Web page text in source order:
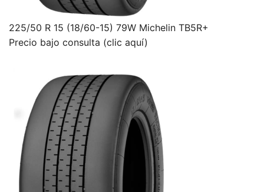
225/50 R 15 (18/60-15) 79W Michelin TB5R+
Precio bajo consulta (clic aquí)